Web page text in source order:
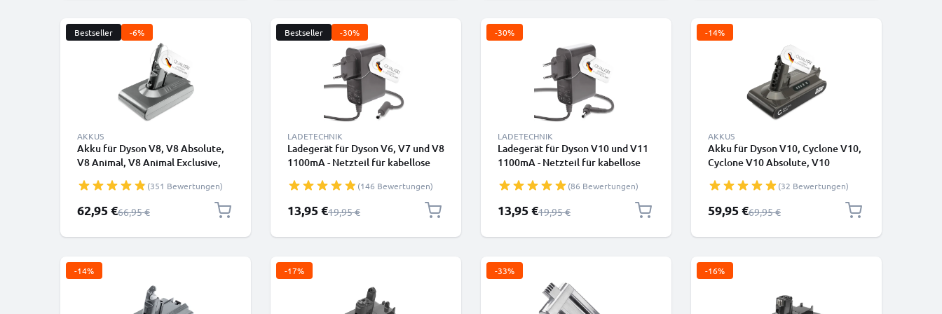
Bestseller -6%
AKKUS
Akku für Dyson V8, V8 Absolute,
V8 Animal, V8 Animal Exclusive,
SV10, SV25 3000mAh von
CELLONIC Batterie mit Schraube
(351 Bewertungen)
Sonderpreis
62,95 €Regulärer Preis
66,95 €
Bestseller -30%
LADETECHNIK
Ladegerät für Dyson V6, V7 und V8
1100mA - Netzteil für kabellose
(146 Bewertungen)
Sonderpreis
13,95 €Regulärer Preis
19,95 €
-30%
LADETECHNIK
Ladegerät für Dyson V10 und V11
1100mA - Netzteil für kabellose
(86 Bewertungen)
Sonderpreis
13,95 €Regulärer Preis
19,95 €
-14%
AKKUS
Akku für Dyson V10, Cyclone V10,
Cyclone V10 Absolute, V10
(Dyson SV12, 206340) (25.2v,
2500mAh) - Nur Passend für Typ B -
Batterie mit Schraube - von
(32 Bewertungen)
Sonderpreis
59,95 €Regulärer Preis
69,95 €
-14% -17% -33% -16%